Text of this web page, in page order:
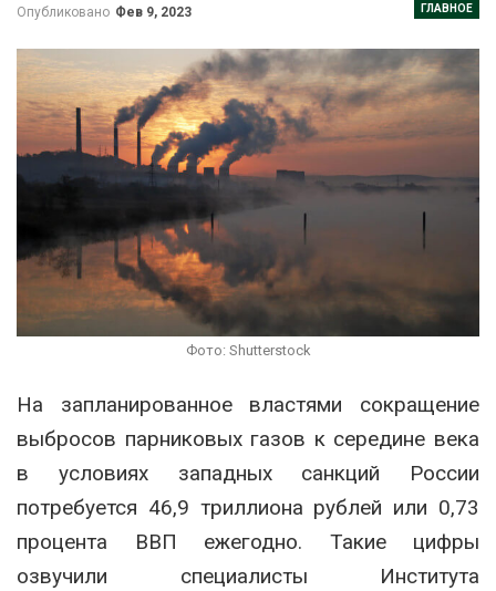
ГЛАВНОЕ
Опубликовано Фев 9, 2023
Фото: Shutterstock
На запланированное властями сокращение
выбросов парниковых газов к середине века
в условиях западных санкций России
потребуется 46,9 триллиона рублей или 0,73
процента ВВП ежегодно. Такие цифры
озвучили специалисты Института